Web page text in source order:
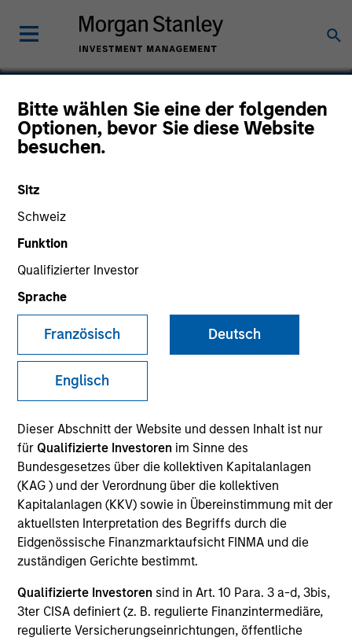
Bitte wählen Sie eine der folgenden
Optionen, bevor Sie diese Website
besuchen.
Sitz
Schweiz
Funktion
Qualifizierter Investor
Sprache
Französisch Deutsch
Englisch
Dieser Abschnitt der Website und dessen Inhalt ist nur
für Qualifizierte Investoren im Sinne des
Bundesgesetzes über die kollektiven Kapitalanlagen
(KAG ) und der Verordnung über die kollektiven
Kapitalanlagen (KKV) sowie in Übereinstimmung mit der
aktuellsten Interpretation des Begriffs durch die
Eidgenössische Finanzmarktaufsicht FINMA und die
zuständigen Gerichte bestimmt.
Qualifizierte Investoren sind in Art. 10 Para. 3 a-d, 3bis,
3ter CISA definiert (z. B. regulierte Finanzintermediäre,
regulierte Versicherungseinrichtungen, öffentliche
Comar
Industrial Services
COUNTRY
United States
Invested on
Jun 2018